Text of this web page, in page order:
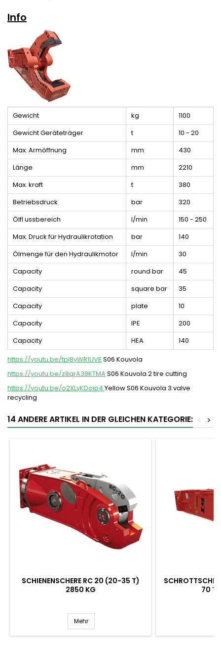
Info
Gewicht kg
1100
Gewicht Geräteträger
t
10 - 20
Max. Armöffnung
mm
430
Länge
mm
2210
Max. kraft
t
380
Betriebsdruck
bar
320
Ölfl ussbereich
l/min
150 - 250
Max. Druck für Hydraulikrotation
bar
140
Ölmenge für den Hydraulikmotor
l/min
30
Capacity
round bar
45
Capacity
square bar
35
Capacity
plate
10
Capacity
IPE
200
Capacity
HEA
140
https://youtu.be/tpl8yWR1UVE S06 Kouvola
https://youtu.be/z8qrA38KTMAS06 Kouvola 2 tire cutting
https://youtu.be/o2XLyKDoip4 Yellow S06 Kouvola 3 valve
recycling
14 ANDERE ARTIKEL IN DER GLEICHEN KATEGORIE: >
<
SCHIENENSCHERE RC 20 (20-35 T)
2850 KG
Mehr
70